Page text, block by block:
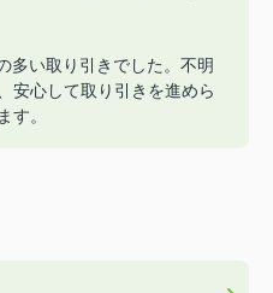
多い取り引きでした。不明
安心して取り引きを進めら
す。